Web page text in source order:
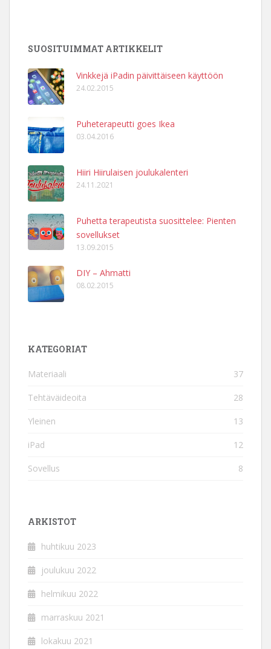
SUOSITUIMMAT ARTIKKELIT
Vinkkejä iPadin päivittäiseen käyttöön
24.02.2015
Puheterapeutti goes Ikea
03.04.2016
Hiiri Hiirulaisen joulukalenteri
24.11.2021
Puhetta terapeutista suosittelee: Pienten
sovellukset
13.09.2015
DIY – Ahmatti
08.02.2015
KATEGORIAT
Materiaali 37
Tehtäväideoita 28
Yleinen 13
iPad 12
Sovellus 8
ARKISTOT
huhtikuu 2023
joulukuu 2022
helmikuu 2022
marraskuu 2021
lokakuu 2021